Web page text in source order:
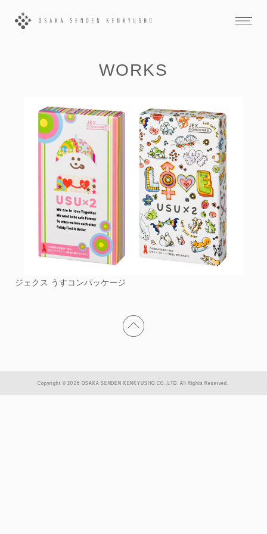
WORKS
ジェクス うすコンパッケージ
Copyright © 2026 OSAKA SENDEN KENKYUSHO.CO.,LTD. All Rights Reserved.